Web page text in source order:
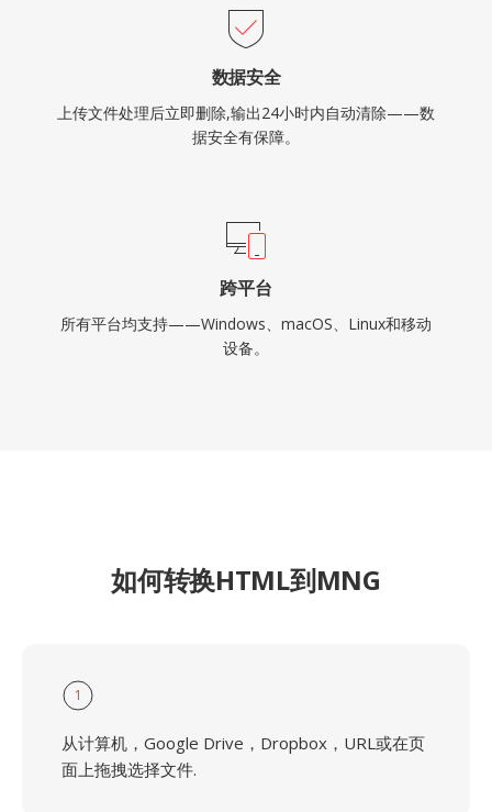
数据安全
上传文件处理后立即删除,输出24小时内自动清除——数
据安全有保障。
跨平台
所有平台均支持——Windows、macOS、Linux和移动
设备。
如何转换HTML到MNG
1
从计算机，Google Drive，Dropbox，URL或在页
面上拖拽选择文件.